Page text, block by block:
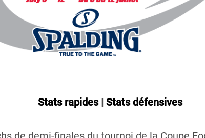
Stats rapides| Stats défensives